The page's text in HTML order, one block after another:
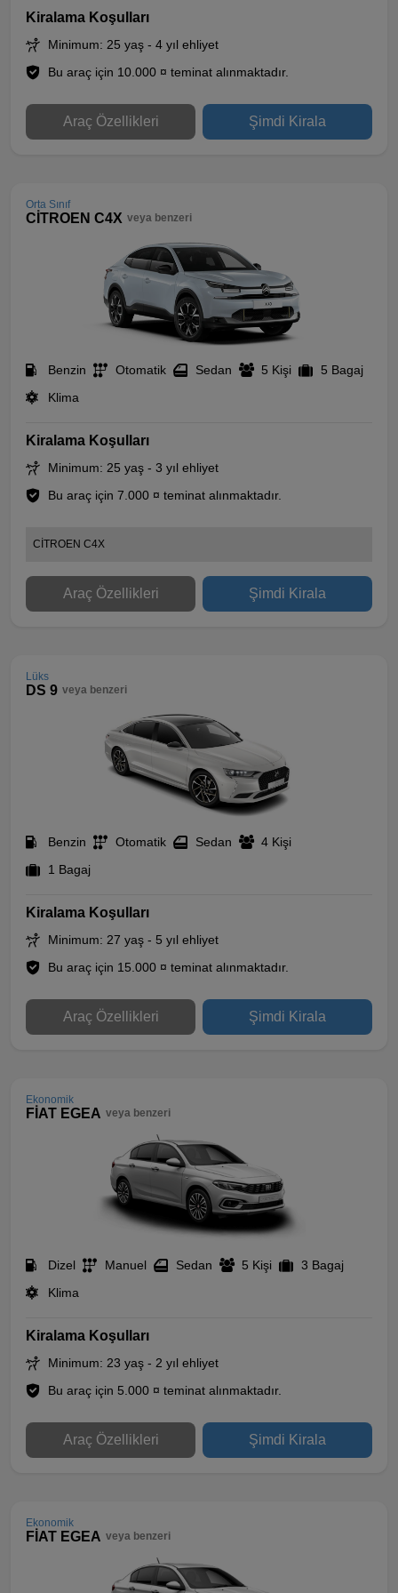
Kiralama Koşulları
Minimum: 25 yaş - 4 yıl ehliyet
Bu araç için 10.000 ¤ teminat alınmaktadır.
Araç Özellikleri Şimdi Kirala
Orta Sınıf
CİTROEN C4X veya benzeri
Benzin Otomatik Sedan 5 Kişi
5 Bagaj
Klima
Kiralama Koşulları
Minimum: 25 yaş - 3 yıl ehliyet
Bu araç için 7.000 ¤ teminat alınmaktadır.
CİTROEN C4X
Araç Özellikleri Şimdi Kirala
Lüks
DS 9 veya benzeri
Benzin Otomatik Sedan
4 Kişi
1 Bagaj
Kiralama Koşulları
Minimum: 27 yaş - 5 yıl ehliyet
Bu araç için 15.000 ¤ teminat alınmaktadır.
Araç Özellikleri Şimdi Kirala
Ekonomik
FİAT EGEA veya benzeri
Dizel Manuel Sedan 5 Kişi
3 Bagaj
Klima
Kiralama Koşulları
Minimum: 23 yaş - 2 yıl ehliyet
Bu araç için 5.000 ¤ teminat alınmaktadır.
Araç Özellikleri Şimdi Kirala
Ekonomik
FİAT EGEA veya benzeri